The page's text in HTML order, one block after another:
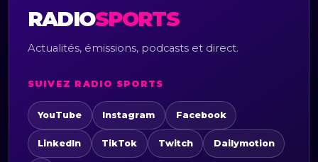
RADIOSPORTS
Actualités, émissions, podcasts et direct.
SUIVEZ RADIO SPORTS
YouTube Instagram Facebook
LinkedIn TikTok Twitch Dailymotion